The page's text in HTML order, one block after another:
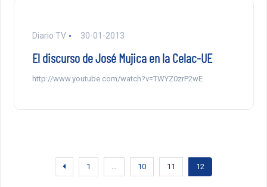
Diario TV 30-01-2013
El discurso de José Mujica en la Celac-UE
http://www.youtube.com/watch?v=TWYZ0zrP2wE
1 … 10 11 12